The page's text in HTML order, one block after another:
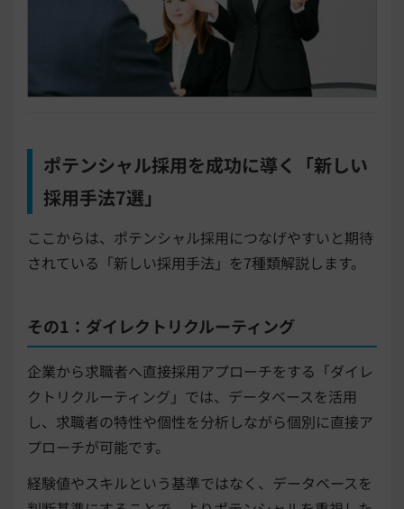
ポテンシャル採用を成功に導く「新しい
採用手法7選」
ここからは、ポテンシャル採用につなげやすいと期待
されている「新しい採用手法」を7種類解説します。
その1：ダイレクトリクルーティング
企業から求職者へ直接採用アプローチをする「ダイレ
クトリクルーティング」では、データベースを活用
し、求職者の特性や個性を分析しながら個別に直接ア
プローチが可能です。
経験値やスキルという基準ではなく、データベースを